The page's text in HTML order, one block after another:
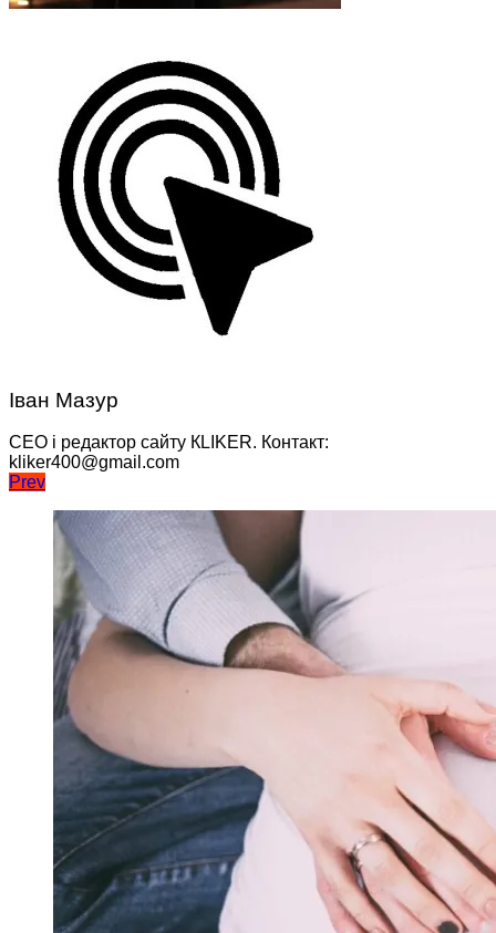
Іван Мазур
CEO і редактор сайту КLIKER. Контакт:
kliker400@gmail.com
Навігація
записів
Prev